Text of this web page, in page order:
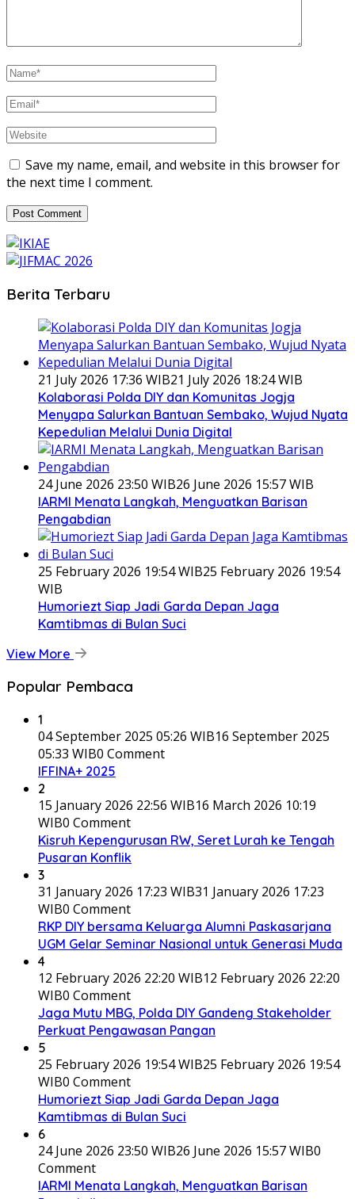
Save my name, email, and website in this browser for
the next time I comment.
Berita Terbaru
21 July 2026 17:36 WIB21 July 2026 18:24 WIB
Kolaborasi Polda DIY dan Komunitas Jogja
Menyapa Salurkan Bantuan Sembako, Wujud Nyata
Kepedulian Melalui Dunia Digital
24 June 2026 23:50 WIB26 June 2026 15:57 WIB
IARMI Menata Langkah, Menguatkan Barisan
Pengabdian
25 February 2026 19:54 WIB25 February 2026 19:54
WIB
Humoriezt Siap Jadi Garda Depan Jaga
Kamtibmas di Bulan Suci
View More
Popular Pembaca
1
04 September 2025 05:26 WIB16 September 2025
05:33 WIB0 Comment
IFFINA+ 2025
2
15 January 2026 22:56 WIB16 March 2026 10:19
WIB0 Comment
Kisruh Kepengurusan RW, Seret Lurah ke Tengah
Pusaran Konflik
3
31 January 2026 17:23 WIB31 January 2026 17:23
WIB0 Comment
RKP DIY bersama Keluarga Alumni Paskasarjana
UGM Gelar Seminar Nasional untuk Generasi Muda
4
12 February 2026 22:20 WIB12 February 2026 22:20
WIB0 Comment
Jaga Mutu MBG, Polda DIY Gandeng Stakeholder
Perkuat Pengawasan Pangan
5
25 February 2026 19:54 WIB25 February 2026 19:54
WIB0 Comment
Humoriezt Siap Jadi Garda Depan Jaga
Kamtibmas di Bulan Suci
6
24 June 2026 23:50 WIB26 June 2026 15:57 WIB0
Comment
IARMI Menata Langkah, Menguatkan Barisan